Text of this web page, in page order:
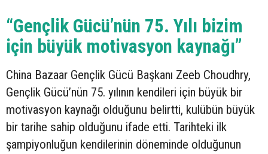
“Gençlik Gücü’nün 75. Yılı bizim
için büyük motivasyon kaynağı”
China Bazaar Gençlik Gücü Başkanı Zeeb Choudhry,
Gençlik Gücü’nün 75. yılının kendileri için büyük bir
motivasyon kaynağı olduğunu belirtti, kulübün büyük
bir tarihe sahip olduğunu ifade etti. Tarihteki ilk
şampiyonluğun kendilerinin döneminde olduğunun